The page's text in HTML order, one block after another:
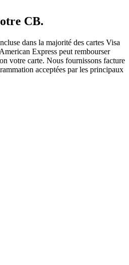
CB.
dans la majorité des cartes Visa
Express peut rembourser
votre carte. Nous fournissons facture
acceptées par les principaux